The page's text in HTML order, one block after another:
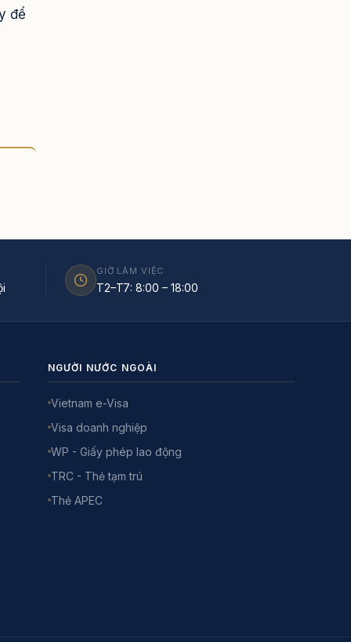
để
GIỜ LÀM VIỆC
T2–T7: 8:00 – 18:00
NGƯỜI NƯỚC NGOÀI
Vietnam e-Visa
Visa doanh nghiệp
WP - Giấy phép lao động
TRC - Thẻ tạm trú
Thẻ APEC